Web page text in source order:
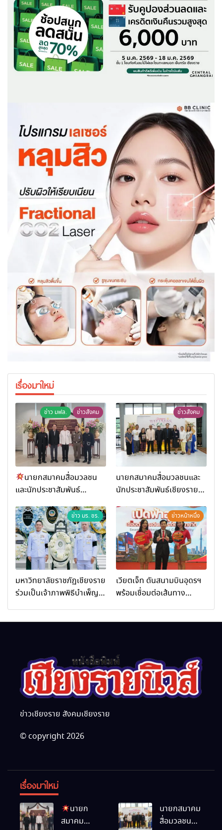
เรื่องมาใหม่
ข่าว มฟล. ข่าวสังคม
นายกสมาคมสื่อมวลชน
และนักประชาสัมพันธ์
เปิด “โครงการเสริมสร้างสุข
ภาวะพระสงฆ์” ถวายพระกุศล
99 พรรษา สมเด็จพระ
สังฆราช
ข่าวสังคม
นายกสมาคมสื่อมวลชนและ
นักประชาสัมพันธ์เชียงราย
การท่องเที่ยวและกีฬาจังหวัด
เชียงราย จัดกิจกรรมอบรม
“การพัฒนาศักยภาพผู้
ประกอบการและเครือข่าย
ธุรกิจ Wellness สู่การ
เติบโตอย่างยั่งยืน (Chiang
Rai Wellness Business
ข่าว มร. ชร.
มหาวิทยาลัยราชภัฏเชียงราย
ร่วมเป็นเจ้าภาพพิธีบำเพ็ญ
ข่าวหน้าหนึ่ง
เวียตเจ็ท ดันสนามบินอุดรฯ
พร้อมเชื่อมต่อเส้นทาง
ข่าวเชียงราย สังคมเชียงราย
© copyright 2026
เรื่องมาใหม่
นายก
สมาคม
นายกสมาคม
สื่อมวลชน